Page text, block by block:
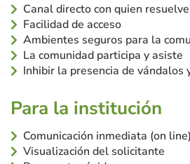
Canal directo con quien resuelve
Facilidad de acceso
Ambientes seguros para la
La comunidad participa y asiste
Inhibir la presencia de vándalos
Para la institución
Comunicación inmediata (on line)
Visualización del solicitante